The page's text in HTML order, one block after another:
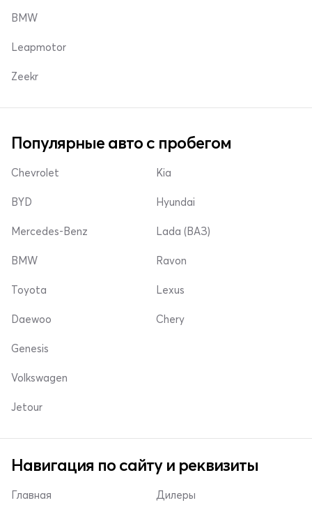
BMW
Leapmotor
Zeekr
Популярные авто с пробегом
Chevrolet
BYD
Mercedes-Benz
Kia
Hyundai
Lada (ВАЗ)
BMW
Toyota
Daewoo
Ravon
Lexus
Chery
Genesis
Volkswagen
Jetour
Навигация по сайту и реквизиты
Главная Дилеры